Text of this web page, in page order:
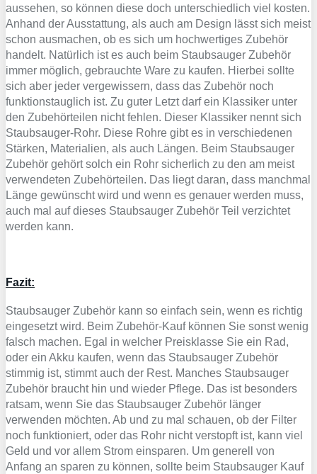
aussehen, so können diese doch unterschiedlich viel kosten.
Anhand der Ausstattung, als auch am Design lässt sich meist
schon ausmachen, ob es sich um hochwertiges Zubehör
handelt. Natürlich ist es auch beim Staubsauger Zubehör
immer möglich, gebrauchte Ware zu kaufen. Hierbei sollte
sich aber jeder vergewissern, dass das Zubehör noch
funktionstauglich ist. Zu guter Letzt darf ein Klassiker unter
den Zubehörteilen nicht fehlen. Dieser Klassiker nennt sich
Staubsauger-Rohr. Diese Rohre gibt es in verschiedenen
Stärken, Materialien, als auch Längen. Beim Staubsauger
Zubehör gehört solch ein Rohr sicherlich zu den am meist
verwendeten Zubehörteilen. Das liegt daran, dass manchmal
Länge gewünscht wird und wenn es genauer werden muss,
auch mal auf dieses Staubsauger Zubehör Teil verzichtet
werden kann.
Fazit:
Staubsauger Zubehör kann so einfach sein, wenn es richtig
eingesetzt wird. Beim Zubehör-Kauf können Sie sonst wenig
falsch machen. Egal in welcher Preisklasse Sie ein Rad,
oder ein Akku kaufen, wenn das Staubsauger Zubehör
stimmig ist, stimmt auch der Rest. Manches Staubsauger
Zubehör braucht hin und wieder Pflege. Das ist besonders
ratsam, wenn Sie das Staubsauger Zubehör länger
verwenden möchten. Ab und zu mal schauen, ob der Filter
noch funktioniert, oder das Rohr nicht verstopft ist, kann viel
Geld und vor allem Strom einsparen. Um generell von
Anfang an sparen zu können, sollte beim Staubsauger Kauf